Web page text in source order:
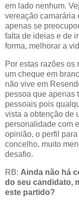
em lado nenhum.
vereação camarária
apenas se
falta de ideias e de
forma, melhorar a
Por estas razões os
um cheque em
não vive em
pessoa que apenas
pessoais pois
vista a obtenção de
personalidade com
opinião, o perfil
concelho, muito
desafio.
RB: Ainda não há
do seu candidato,
este partido?